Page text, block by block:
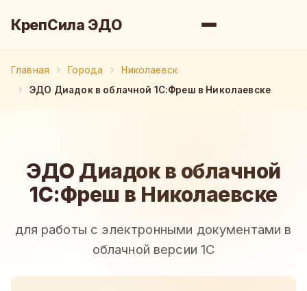
КрепСила ЭДО
Главная Города
Николаевск
ЭДО Диадок в облачной 1С:Фреш в Николаевске
ЭДО Диадок в облачной
1С:Фреш в Николаевске
для работы с электронными документами в
облачной версии 1С